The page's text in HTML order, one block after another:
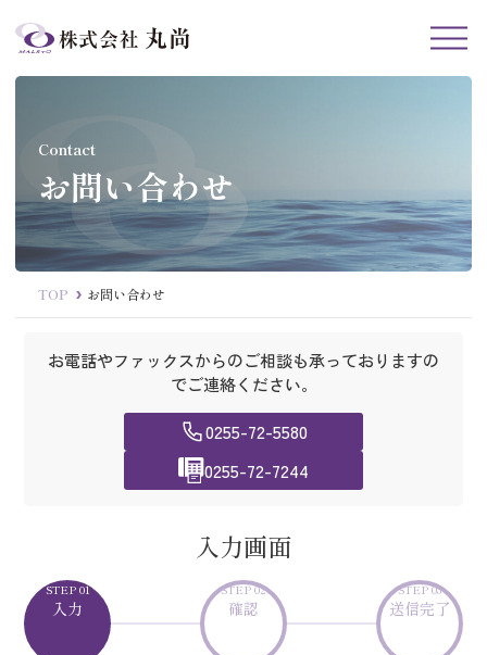
Contact
お問い合わせ
TOP お問い合わせ
お電話やファックスからのご相談も承っておりますの
でご連絡ください。
0255-72-5580
0255-72-7244
入力画面
STEP 01
入力
STEP 02
確認
STEP 03
送信完了